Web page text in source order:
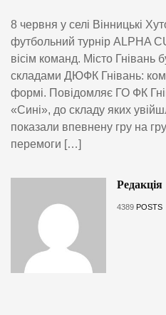
8 червня у селі Вінницькі
футбольний турнір ALPHA
вісім команд. Місто
складами ДЮФК Гнівань:
формі. Повідомляє ГО ФК
«Сині», до складу яких
показали впевнену гру на
перемоги […]
Редакція
4389 POSTS